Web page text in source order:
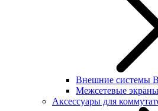
Внешние системы
Межсетевые экраны
Аксессуары для